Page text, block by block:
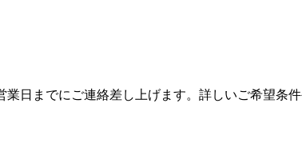
日までにご連絡差し上げます。詳しいご希望条